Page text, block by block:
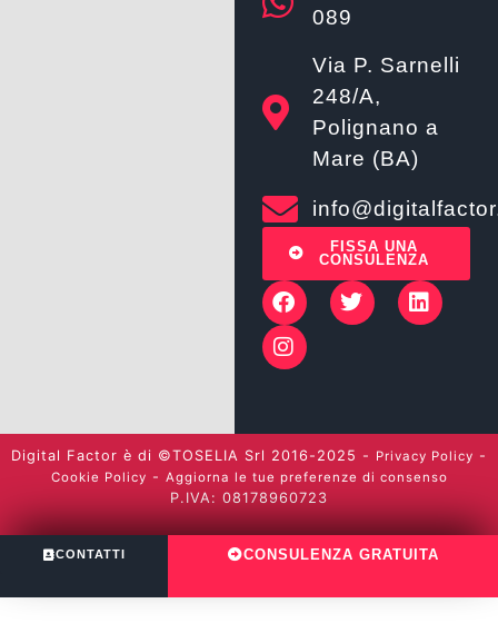
089
Via P. Sarnelli
248/A,
Polignano a
Mare (BA)
FISSA UNA
CONSULENZA
Digital Factor è di ©TOSELIA Srl 2016-2025 - Privacy Policy -
Cookie Policy - Aggiorna le tue preferenze di consenso
P.IVA: 08178960723
CONTATTI CONSULENZA GRATUITA